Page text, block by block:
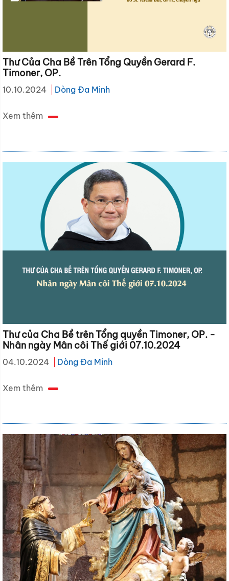
Thư Của Cha Bề Trên Tổng Quyền Gerard F.
Timoner, OP.
10.10.2024 Dòng Đa Minh
Xem thêm
Thư của Cha Bề trên Tổng quyền Timoner, OP. -
Nhân ngày Mân côi Thế giới 07.10.2024
04.10.2024 Dòng Đa Minh
Xem thêm